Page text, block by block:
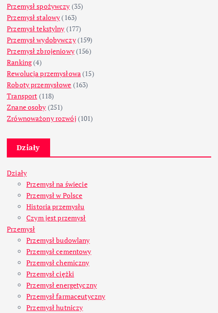
Przemysł spożywczy (35)
Przemysł stalowy (163)
Przemysł tekstylny (177)
Przemysł wydobywczy(159)
Przemysł zbrojeniowy(156)
Ranking(4)
Rewolucja przemysłowa (15)
Roboty przemysłowe (163)
Transport (118)
Znane osoby (251)
Zrównoważony rozwój (101)
Działy
Działy
Przemysł na świecie
Przemysł w Polsce
Historia przemysłu
Czym jest przemysł
Przemysł
Przemysł budowlany
Przemysł cementowy
Przemysł chemiczny
Przemysł ciężki
Przemysł energetyczny
Przemysł farmaceutyczny
Przemysł hutniczy